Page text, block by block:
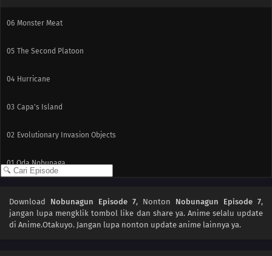
06 Monster Meat
05 The Second Platoon
04 Hurricane
03 Capa's Island
02 Evolutionary Invasion Objects
01 Oda Nobunaga
Download Nobunagun Episode 7, Nonton Nobunagun Episode 7,
jangan lupa mengklik tombol like dan share ya. Anime selalu update
di Anime.Otakuyo. Jangan lupa nonton update anime lainnya ya.